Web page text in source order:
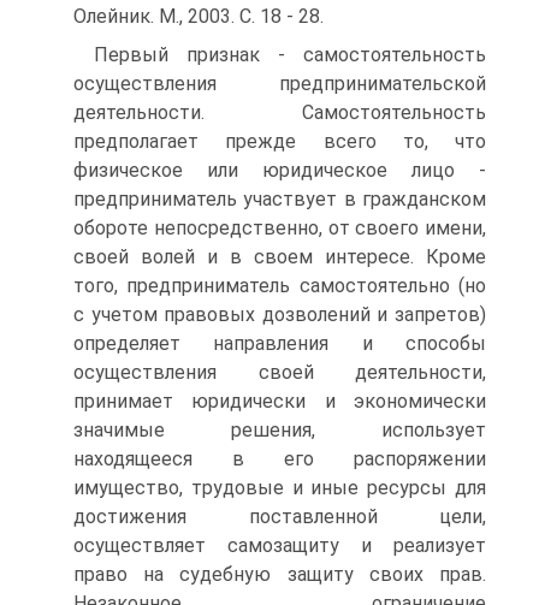
Олейник. М., 2003. С. 18 - 28.
Первый признак - самостоятельность
осуществления предпринимательской
деятельности. Самостоятельность
предполагает прежде всего то, что
физическое или юридическое лицо -
предприниматель участвует в гражданском
обороте непосредственно, от своего имени,
своей волей и в своем интересе. Кроме
того, предприниматель самостоятельно (но
с учетом правовых дозволений и запретов)
определяет направления и способы
осуществления своей деятельности,
принимает юридически и экономически
значимые решения, использует
находящееся в его распоряжении
имущество, трудовые и иные ресурсы для
достижения поставленной цели,
осуществляет самозащиту и реализует
право на судебную защиту своих прав.